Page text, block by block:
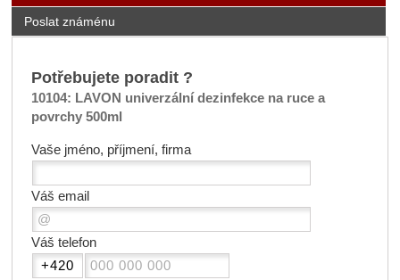
Poslat známénu
Potřebujete poradit ?
10104: LAVON univerzální dezinfekce na ruce a
povrchy 500ml
Vaše jméno, příjmení, firma
Váš email
Váš telefon